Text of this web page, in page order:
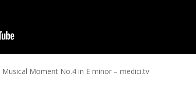
Moment No.4 in E minor – medici.tv